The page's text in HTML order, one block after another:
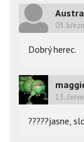
03.
Dobrý herec.
13.
?????jasne,